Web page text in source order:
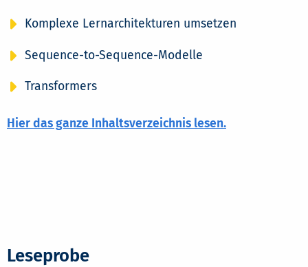
Komplexe Lernarchitekturen umsetzen
Sequence-to-Sequence-Modelle
Transformers
Hier das ganze Inhaltsverzeichnis lesen.
Leseprobe